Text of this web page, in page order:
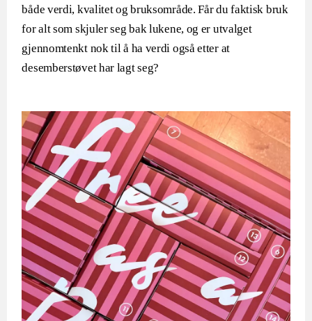
både verdi, kvalitet og bruksområde. Får du faktisk bruk
for alt som skjuler seg bak lukene, og er utvalget
gjennomtenkt nok til å ha verdi også etter at
desemberstøvet har lagt seg?